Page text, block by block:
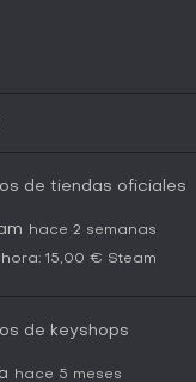
de tiendas oficiales
hace 2 semanas
15,00 € Steam
de keyshops
hace 5 meses